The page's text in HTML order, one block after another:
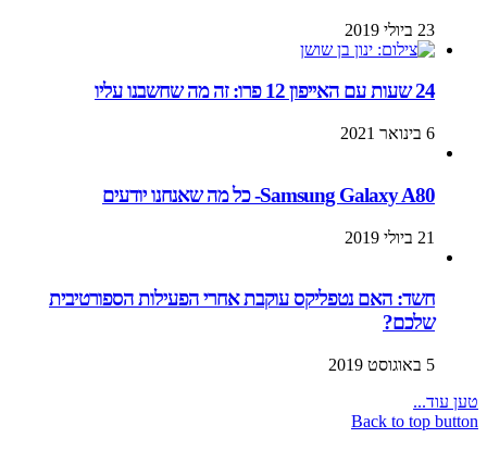
23 ביולי 2019
24 שעות עם האייפון 12 פרו: זה מה שחשבנו עליו
6 בינואר 2021
Samsung Galaxy A80- כל מה שאנחנו יודעים
21 ביולי 2019
חשד: האם נטפליקס עוקבת אחרי הפעילות הספורטיבית
שלכם?
5 באוגוסט 2019
טען עוד...
Back to top button